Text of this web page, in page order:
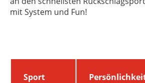
mit System und Fun!
Sport